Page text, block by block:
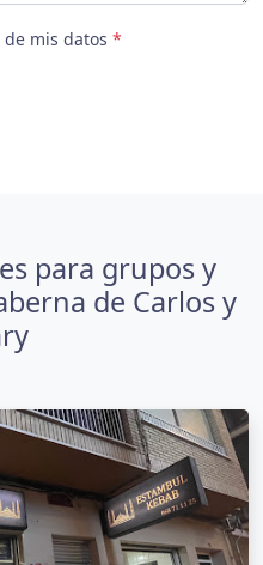
mis datos *
para grupos y
de Carlos y